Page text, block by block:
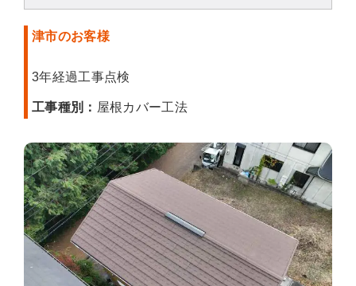
津市のお客様
3年経過工事点検
工事種別： 屋根カバー工法